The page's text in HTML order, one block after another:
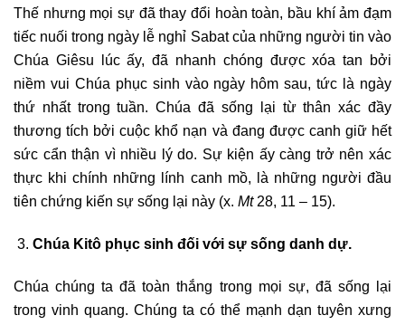
Thế nhưng mọi sự đã thay đổi hoàn toàn, bầu khí ảm đạm
tiếc nuối trong ngày lễ nghỉ Sabat của những người tin vào
Chúa Giêsu lúc ấy, đã nhanh chóng được xóa tan bởi
niềm vui Chúa phục sinh vào ngày hôm sau, tức là ngày
thứ nhất trong tuần. Chúa đã sống lại từ thân xác đầy
thương tích bởi cuộc khổ nạn và đang được canh giữ hết
sức cẩn thận vì nhiều lý do. Sự kiện ấy càng trở nên xác
thực khi chính những lính canh mồ, là những người đầu
tiên chứng kiến sự sống lại này (x. Mt28, 11 – 15).
Chúa Kitô phục sinh đối với sự sống danh dự.
Chúa chúng ta đã toàn thắng trong mọi sự, đã sống lại
trong vinh quang. Chúng ta có thể mạnh dạn tuyên xưng